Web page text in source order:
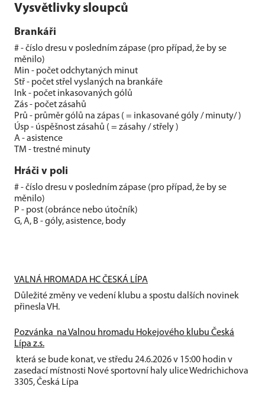
Vysvětlivky sloupců
Brankáři
# - číslo dresu v posledním zápase (pro případ, že by se
měnilo)
Min - počet odchytaných minut
Stř - počet střel vyslaných na brankáře
Ink - počet inkasovaných gólů
Zás - počet zásahů
Prů - průměr gólů na zápas ( = inkasované góly / minuty/ )
Úsp - úspěšnost zásahů ( = zásahy / střely )
A - asistence
TM - trestné minuty
Hráči v poli
# - číslo dresu v posledním zápase (pro případ, že by se
měnilo)
P - post (obránce nebo útočník)
G, A, B - góly, asistence, body
VALNÁ HROMADA HC ČESKÁ LÍPA
Důležité změny ve vedení klubu a spostu dalších novinek
přinesla VH.
Pozvánka na Valnou hromadu Hokejového klubu Česká
Lípa z.s.
která se bude konat, ve středu 24.6.2026 v 15:00 hodin v
zasedací místnosti Nové sportovní haly ulice Wedrichichova
3305, Česká Lípa